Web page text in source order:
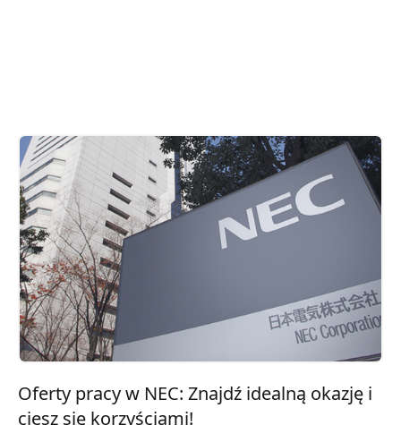
Oferty pracy w NEC: Znajdź idealną okazję i
ciesz się korzyściami!